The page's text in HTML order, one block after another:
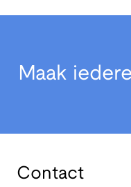
Maak
Contact